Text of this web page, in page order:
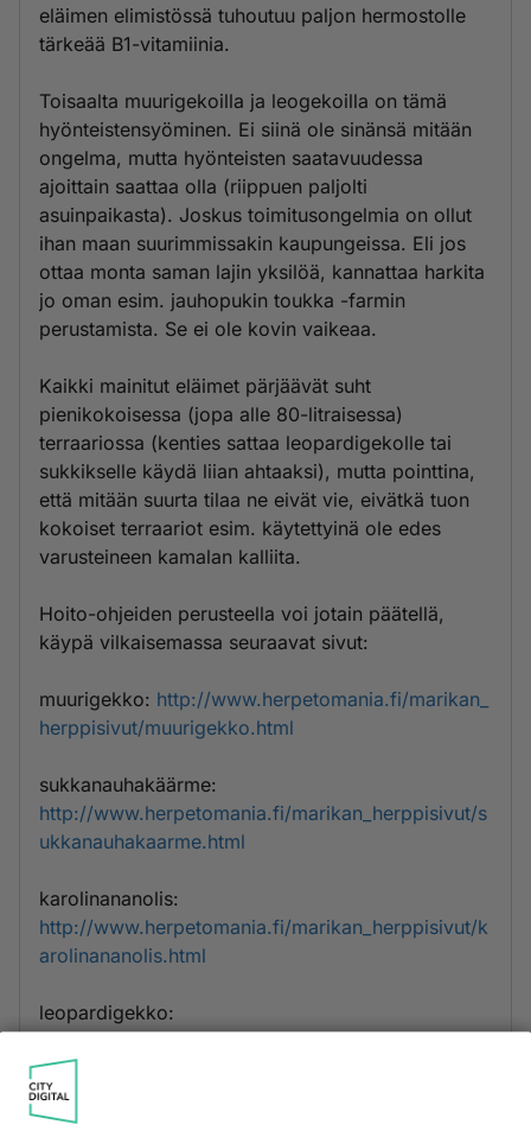
eläimen elimistössä tuhoutuu paljon hermostolle
tärkeää B1-vitamiinia.
Toisaalta muurigekoilla ja leogekoilla on tämä
hyönteistensyöminen. Ei siinä ole sinänsä mitään
ongelma, mutta hyönteisten saatavuudessa
ajoittain saattaa olla (riippuen paljolti
asuinpaikasta). Joskus toimitusongelmia on ollut
ihan maan suurimmissakin kaupungeissa. Eli jos
ottaa monta saman lajin yksilöä, kannattaa harkita
jo oman esim. jauhopukin toukka -farmin
perustamista. Se ei ole kovin vaikeaa.
Kaikki mainitut eläimet pärjäävät suht
pienikokoisessa (jopa alle 80-litraisessa)
terraariossa (kenties sattaa leopardigekolle tai
sukkikselle käydä liian ahtaaksi), mutta pointtina,
että mitään suurta tilaa ne eivät vie, eivätkä tuon
kokoiset terraariot esim. käytettyinä ole edes
varusteineen kamalan kalliita.
Hoito-ohjeiden perusteella voi jotain päätellä,
käypä vilkaisemassa seuraavat sivut:
muurigekko: http://www.herpetomania.fi/marikan_
herppisivut/muurigekko.html
sukkanauhakäärme:
http://www.herpetomania.fi/marikan_herppisivut/s
ukkanauhakaarme.html
karolinananolis:
http://www.herpetomania.fi/marikan_herppisivut/k
arolinananolis.html
leopardigekko:
eopardigekko.html
Onnea valintaan!